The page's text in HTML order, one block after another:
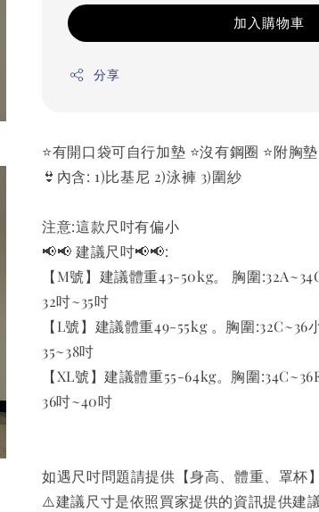
加入購物車
分享
⭐️有開口袋可自行加墊 ⭐️沒有鋼圈 ⭐️附胸墊
👙內含: 1)比基尼 2)泳褲 3)圍紗
注意:這款尺吋有偏小
📢📢 建議尺吋📢📢:
【M號】建議體重43-50kg。 胸圍
32吋~35吋
【L號】建議體重49-55kg 。胸圍
35~38吋
【XL號】建議體重55-64kg。胸圍
36吋~40吋
如遇尺吋問題請提供【身高、體重、罩杯
⚠️建議尺寸是依照買家提供的資訊提供建